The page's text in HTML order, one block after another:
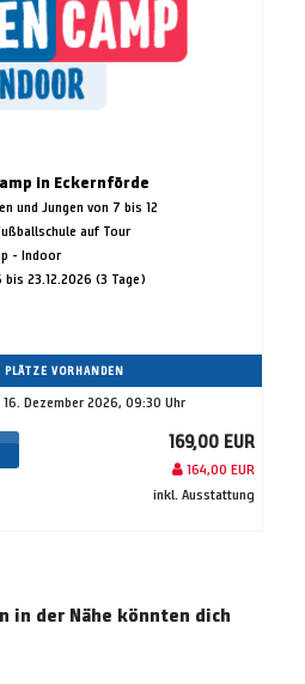
in Eckernförde
und Jungen von 7 bis 12
auf Tour
- Indoor
bis 23.12.2026 (3 Tage)
PLÄTZE VORHANDEN
Dezember 2026, 09:30 Uhr
169,00 EUR
164,00 EUR
inkl. Ausstattung
in der Nähe könnten dich